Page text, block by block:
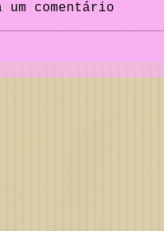
um comentário